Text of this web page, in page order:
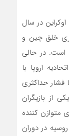
در سال
خلق چین و
است. در حالی
اروپا با
فشار حداکثری
از بازیگران
متوازن کننده
در دوران